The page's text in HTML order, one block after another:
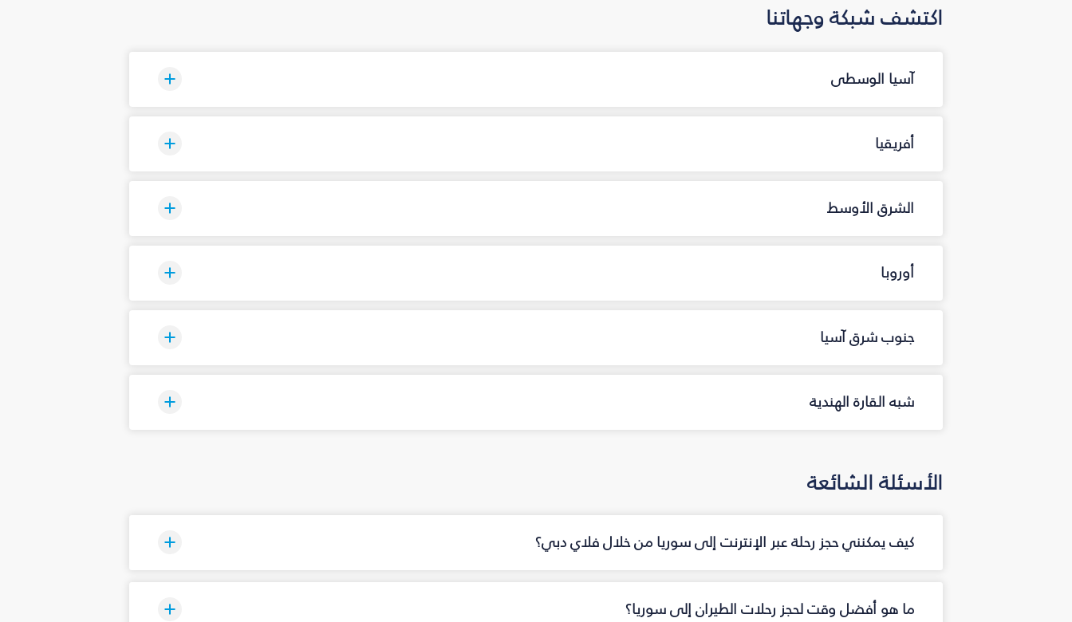
اكتشف شبكة وجهاتنا
آسيا الوسطى
أفريقيا
الشرق الأوسط
أوروبا
جنوب شرق آسيا
شبه القارة الهندية
الأسئلة الشائعة
كيف يمكنني حجز رحلة عبر الإنترنت إلى سوريا من خلال فلاي دبي؟
ما هو أفضل وقت لحجز رحلات الطيران إلى سوريا؟